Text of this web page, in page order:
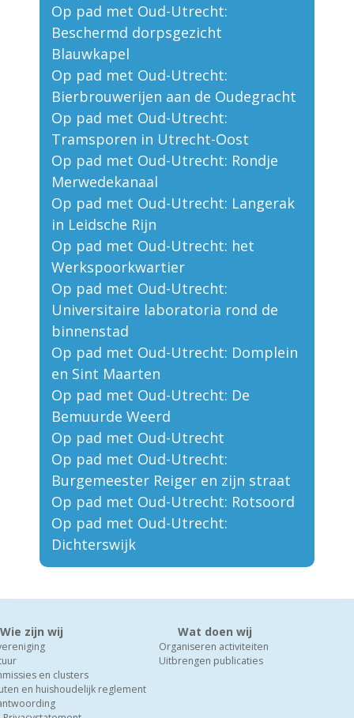
Op pad met Oud-Utrecht:
Beschermd dorpsgezicht
Blauwkapel
Op pad met Oud-Utrecht:
Bierbrouwerijen aan de Oudegracht
Op pad met Oud-Utrecht:
Tramsporen in Utrecht-Oost
Op pad met Oud-Utrecht: Rondje
Merwedekanaal
Op pad met Oud-Utrecht: Langerak
in Leidsche Rijn
Op pad met Oud-Utrecht: het
Werkspoorkwartier
Op pad met Oud-Utrecht:
Universitaire laboratoria rond de
binnenstad
Op pad met Oud-Utrecht: Domplein
en Sint Maarten
Op pad met Oud-Utrecht: De
Bemuurde Weerd
Op pad met Oud-Utrecht
Op pad met Oud-Utrecht:
Burgemeester Reiger en zijn straat
Op pad met Oud-Utrecht: Rotsoord
Op pad met Oud-Utrecht:
Dichterswijk
Wie zijn wij
en clusters
en huishoudelijk reglement
Wat doen wij
Organiseren activiteiten
Uitbrengen publicaties